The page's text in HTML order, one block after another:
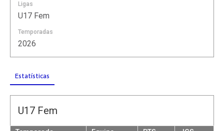
Ligas
U17 Fem
Temporadas
2026
Estatísticas
U17 Fem